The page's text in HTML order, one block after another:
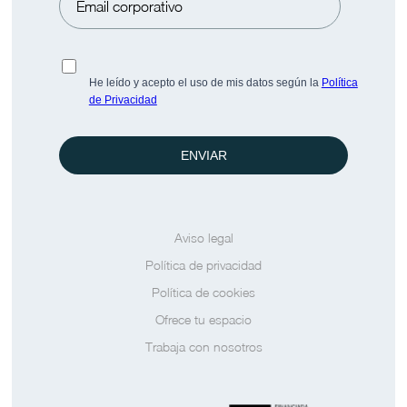
Prensa Saber más
He leído y acepto el uso de mis datos según la Política
de Privacidad
ENVIAR
Aviso legal
Política de privacidad
Política de cookies
Ofrece tu espacio
Trabaja con nosotros